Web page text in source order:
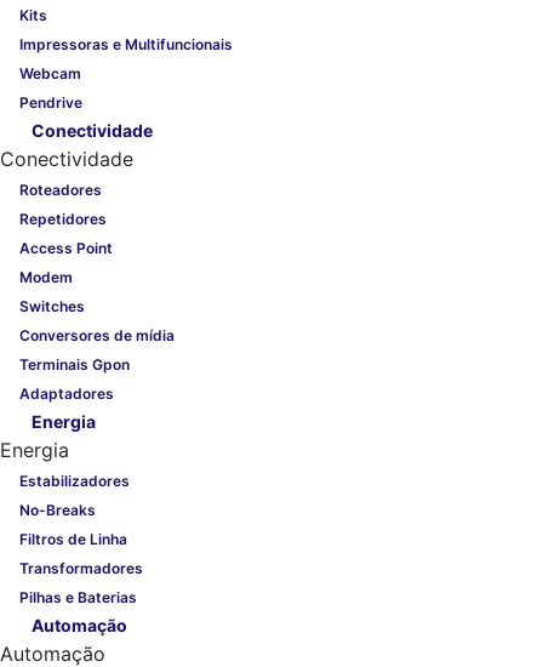
Kits
Impressoras e Multifuncionais
Webcam
Pendrive
Conectividade
Conectividade
Roteadores
Repetidores
Access Point
Modem
Switches
Conversores de mídia
Terminais Gpon
Adaptadores
Energia
Energia
Estabilizadores
No-Breaks
Filtros de Linha
Transformadores
Pilhas e Baterias
Automação
Automação